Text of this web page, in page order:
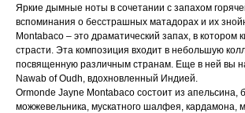
Яркие дымные ноты в сочетании с запахом
вспоминания о бесстрашных матадорах и их
Montabaco – это драматический запах, в котором
страсти. Эта композиция входит в небольшую
посвященную различным странам. Еще в ней вы
Nawab of Oudh, вдохновленный Индией.
Ormonde Jayne Montabaco состоит из апельсина,
можжевельника, мускатного шалфея, кардамона,